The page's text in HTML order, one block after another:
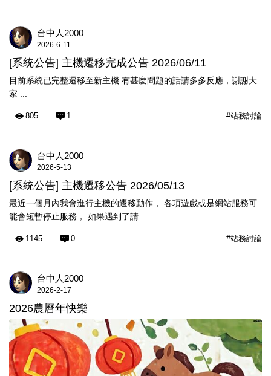
台中人2000
2026-6-11
[系統公告] 主機遷移完成公告 2026/06/11
目前系統已完整遷移至新主機 有甚麼問題的話請多多反應，謝謝大
家 ...
#站務討論
805 1
台中人2000
2026-5-13
[系統公告] 主機遷移公告 2026/05/13
最近一個月內我會進行主機的遷移動作， 各項遊戲或是網站服務可
能會短暫停止服務， 如果遇到了請 ...
#站務討論
1145 0
台中人2000
2026-2-17
2026農曆年快樂